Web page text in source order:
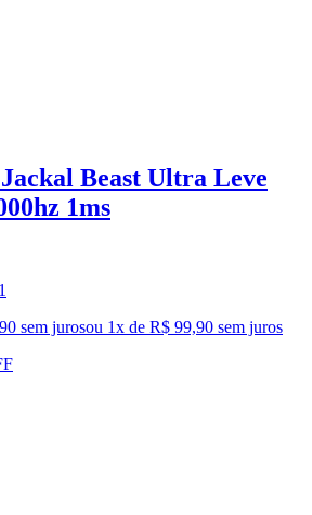
Beast Ultra Leve
1ms
sem jurosou 1x de R$ 99,90 sem juros